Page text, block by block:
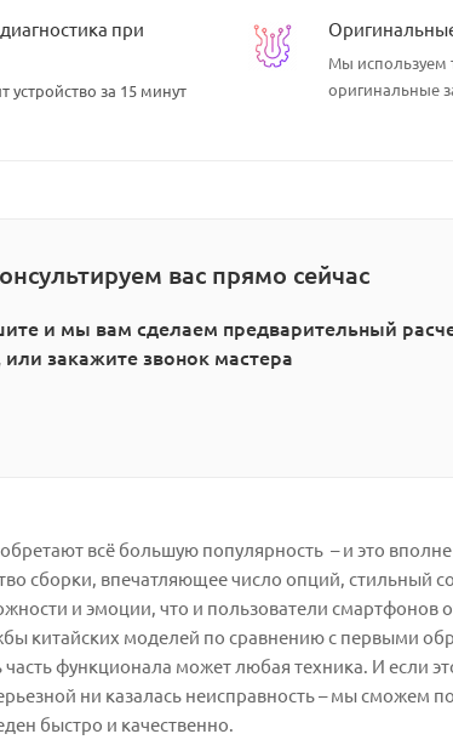
при
устройство за 15 минут
Мы используем
оригинальные
вас прямо сейчас
и мы вам сделаем предварительный
или закажите звонок мастера
всё большую популярность – и это
сборки, впечатляющее число опций,
и эмоции, что и пользователи
китайских моделей по сравнению с первыми
часть функционала может любая техника. И если
ни казалась неисправность – мы сможем
быстро и качественно.